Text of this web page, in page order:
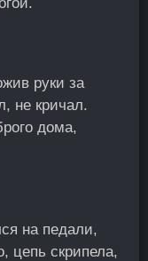
руки за
не кричал.
дома,
на педали,
цепь скрипела,